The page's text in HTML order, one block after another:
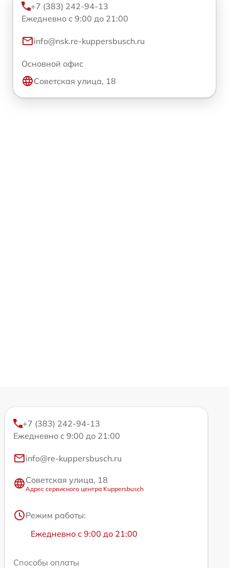
+7 (383) 242-94-13
Ежедневно с 9:00 до 21:00
info@nsk.re-kuppersbusch.ru
Основной офис
Советская улица, 18
+7 (383) 242-94-13
Ежедневно с 9:00 до 21:00
info@re-kuppersbusch.ru
Советская улица, 18
Адрес сервисного центра Kuppersbusch
Режим работы:
Ежедневно с 9:00 до 21:00
Способы оплаты